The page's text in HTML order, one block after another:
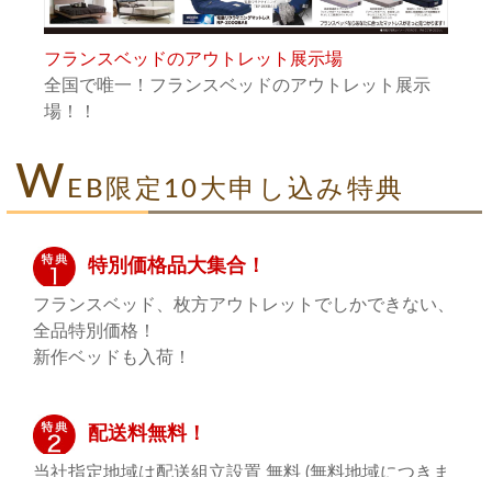
フランスベッドのアウトレット展示場
全国で唯一！フランスベッドのアウトレット展示
場！！
W EB限定10大申し込み特典
特別価格品大集合！
フランスベッド、枚方アウトレットでしかできない、
全品特別価格！
新作ベッドも入荷！
配送料無料！
当社指定地域は配送組立設置 無料 (無料地域につきま